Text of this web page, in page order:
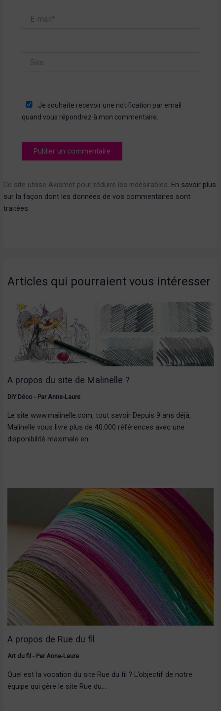
mail*
Je souhaite recevoir une notification par email
quand vous répondrez à mon commentaire.
Ce site utilise Akismet pour réduire les indésirables. En savoir plus
sur la façon dont les données de vos commentaires sont
traitées.
Articles qui pourraient vous intéresser
A propos du site de Malinelle ?
DIY Déco- ParAnne-Laure
Le site www.malinelle.com, tout savoir Depuis 9 ans déjà,
Malinelle vous livre plus de 40.000 références avec une
disponibilité maximale en…
A propos de Rue du fil
Art du fil - ParAnne-Laure
Quel est la vocation du site Rue du fil ? L’objectif de notre
équipe qui gère le site Rue du…